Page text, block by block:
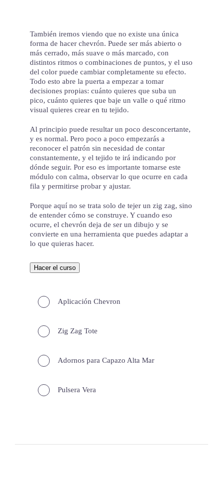
También iremos viendo que no existe una única
forma de hacer chevrón. Puede ser más abierto o
más cerrado, más suave o más marcado, con
distintos ritmos o combinaciones de puntos, y el uso
del color puede cambiar completamente su efecto.
Todo esto abre la puerta a empezar a tomar
decisiones propias: cuánto quieres que suba un
pico, cuánto quieres que baje un valle o qué ritmo
visual quieres crear en tu tejido.
Al principio puede resultar un poco desconcertante,
y es normal. Pero poco a poco empezarás a
reconocer el patrón sin necesidad de contar
constantemente, y el tejido te irá indicando por
dónde seguir. Por eso es importante tomarse este
módulo con calma, observar lo que ocurre en cada
fila y permitirse probar y ajustar.
Porque aquí no se trata solo de tejer un zig zag, sino
de entender cómo se construye. Y cuando eso
ocurre, el chevrón deja de ser un dibujo y se
convierte en una herramienta que puedes adaptar a
lo que quieras hacer.
Hacer el curso
Aplicación Chevron
Zig Zag Tote
Adornos para Capazo Alta Mar
Pulsera Vera